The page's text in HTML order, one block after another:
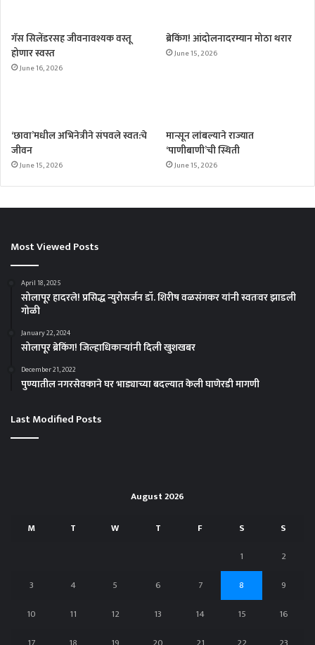
गॅस सिलेंडरसह जीवनावश्यक वस्तू
होणार स्वस्त
June 16, 2026
ब्रेकिंग! आंदोलनादरम्यान मोठा थरार
June 15, 2026
‘छावा’मधील अभिनेत्रीने संपवले स्वत:चे
जीवन
June 15, 2026
मान्सून लांबल्याने राज्यात
‘पाणीबाणी’ची स्थिती
June 15, 2026
Most Viewed Posts
April 18, 2025
सोलापूर हादरले! प्रसिद्ध न्युरोसर्जन डॉ. शिरीष वळसंगकर यांनी स्वतःवर झाडली
गोळी
January 22, 2024
सोलापूर ब्रेकिंग! जिल्हाधिकाऱ्यांनी दिली खुशखबर
December 21, 2022
पुण्यातील नगरसेवकाने घर भाड्याच्या बदल्यात केली घाणेरडी मागणी
Last Modified Posts
August 2026
M T W T F S
S
1
2
3
4 5 6 7 8
9
10
11 12 13 14 15
16